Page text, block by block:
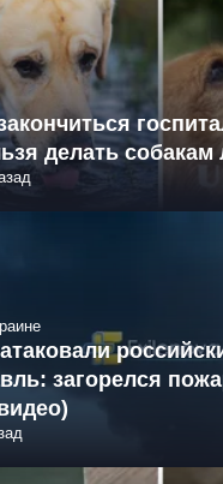
делать собакам
загорелся